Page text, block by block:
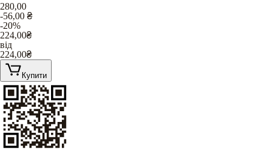
280,00
-56,00 ₴
-20%
224,00₴
від
224,00₴
Купити